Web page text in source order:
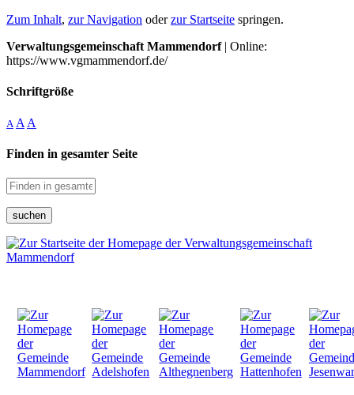
Zum Inhalt, zur Navigation oderzur Startseite springen.
Verwaltungsgemeinschaft Mammendorf| Online:
https://www.vgmammendorf.de/
Schriftgröße
A A A
Finden in gesamter Seite
suchen